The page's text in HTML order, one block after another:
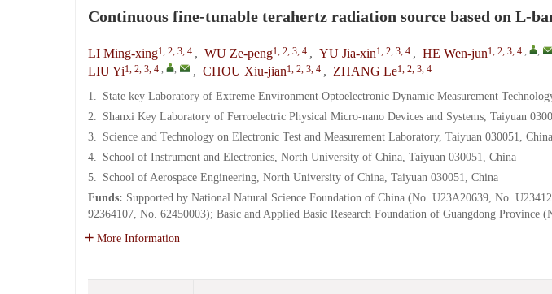
Continuous fine-tunable terahertz radiation source based on L-
LI Ming-xing1, 2, 3, 4 , WU Ze-peng1, 2, 3, 4 , YU Jia-xin1, 2, 3, 4 , HE Wen-jun1, 2, 3, 4 , ,
LIU Yi1, 2, 3, 4 , , , CHOU Xiu-jian1, 2, 3, 4 , ZHANG Le1, 2, 3, 4
1. State key Laboratory of Extreme Environment Optoelectronic Dynamic Measurement
2. Shanxi Key Laboratory of Ferroelectric Physical Micro-nano Devices and Systems, Taiyuan
3. Science and Technology on Electronic Test and Measurement Laboratory, Taiyuan 030051, China
4. School of Instrument and Electronics, North University of China, Taiyuan 030051, China
5. School of Aerospace Engineering, North University of China, Taiyuan 030051, China
Funds: Supported by National Natural Science Foundation of China (No. U23A20639, No.
92364107, No. 62450003); Basic and Applied Basic Research Foundation of Guangdong Province
More Information